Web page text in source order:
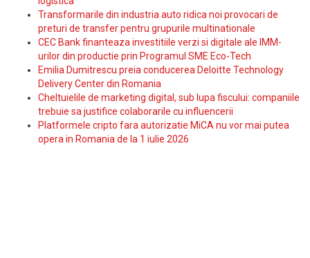
Transformarile din industria auto ridica noi provocari de
preturi de transfer pentru grupurile multinationale
CEC Bank finanteaza investitiile verzi si digitale ale IMM-
urilor din productie prin Programul SME Eco-Tech
Emilia Dumitrescu preia conducerea Deloitte Technology
Delivery Center din Romania
Cheltuielile de marketing digital, sub lupa fiscului: companiile
trebuie sa justifice colaborarile cu influencerii
Platformele cripto fara autorizatie MiCA nu vor mai putea
opera in Romania de la 1 iulie 2026